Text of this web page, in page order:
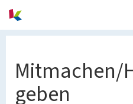
Mitmachen/
geben